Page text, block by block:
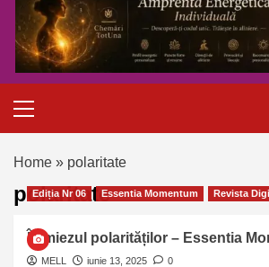
Home » polaritate
polaritate
Ediția Nr 06 Essentia Momentum Revista
În miezul polarităților – Essentia
MELL iunie 13, 2025 0